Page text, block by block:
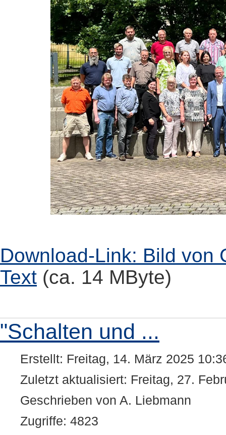
Download-Link: Bild von
Text (ca. 14 MByte)
"Schalten und ...
Erstellt: Freitag, 14. März 2025
Zuletzt aktualisiert: Freitag, 27.
Geschrieben von A. Liebmann
Zugriffe: 4823